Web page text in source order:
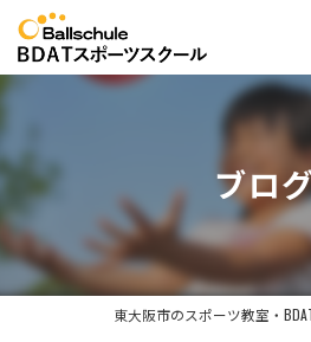
ブロ
東大阪市のスポーツ教室・